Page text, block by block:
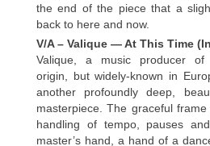
the end of the piece that a
back to here and now.
V/A – Valique — At This Time
Valique, a music producer of
origin, but widely-known in
another profoundly deep,
masterpiece. The graceful
handling of tempo, pauses
master’s hand, a hand of a